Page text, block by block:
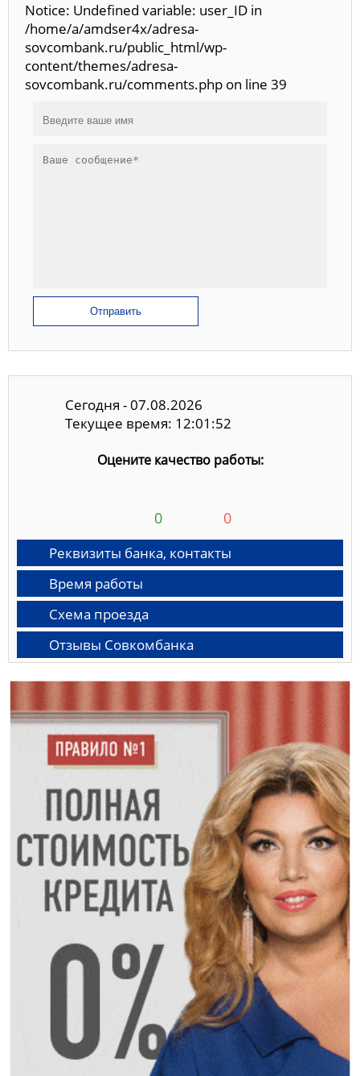
Notice: Undefined variable: user_ID in
/home/a/amdser4x/adresa-
sovcombank.ru/public_html/wp-
content/themes/adresa-
sovcombank.ru/comments.php on line 39
Отправить
Сегодня - 07.08.2026
Текущее время: 12:01:53
Оцените качество работы:
0 0
Реквизиты банка, контакты
Время работы
Схема проезда
Отзывы Совкомбанка